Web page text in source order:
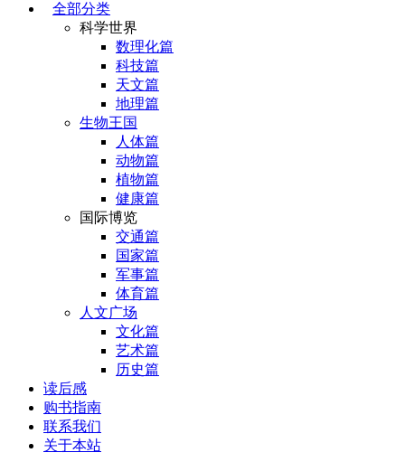
全部分类
科学世界
数理化篇
科技篇
天文篇
地理篇
生物王国
人体篇
动物篇
植物篇
健康篇
国际博览
交通篇
国家篇
军事篇
体育篇
人文广场
文化篇
艺术篇
历史篇
读后感
购书指南
联系我们
关于本站